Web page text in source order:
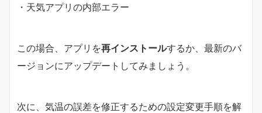
・天気アプリの内部エラー
この場合、アプリを再インストールするか、最新のバ
ージョンにアップデートしてみましょう。
次に、気温の誤差を修正するための設定変更手順を解